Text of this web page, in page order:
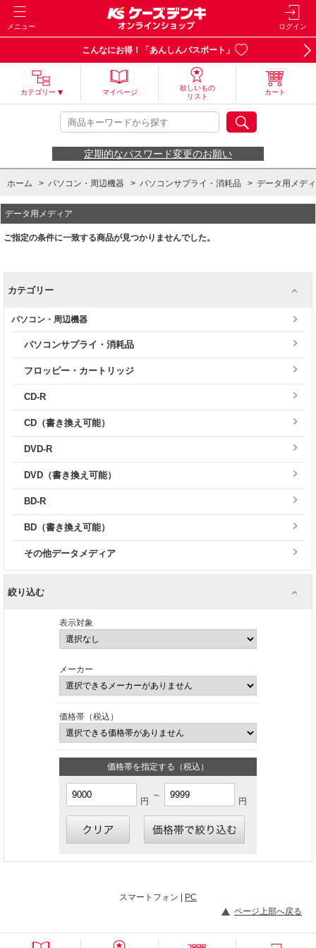
メニュー ログイン
こんなにお得！「あんしんパスポート」
カテゴリー マイページ
欲しいもの
リスト
カート
定期的なパスワード変更のお願い
ホーム > パソコン・周辺機器 > パソコンサプライ・消耗品 > データ用メデ
データ用メディア
ご指定の条件に一致する商品が見つかりませんでした。
カテゴリー
パソコン・周辺機器
パソコンサプライ・消耗品
フロッピー・カートリッジ
CD-R
CD（書き換え可能）
DVD-R
DVD（書き換え可能）
BD-R
BD（書き換え可能）
その他データメディア
絞り込む
表示対象
メーカー
価格帯（税込）
価格帯を指定する（税込）
円
～
円
スマートフォン |
PC
ページ上部へ戻る